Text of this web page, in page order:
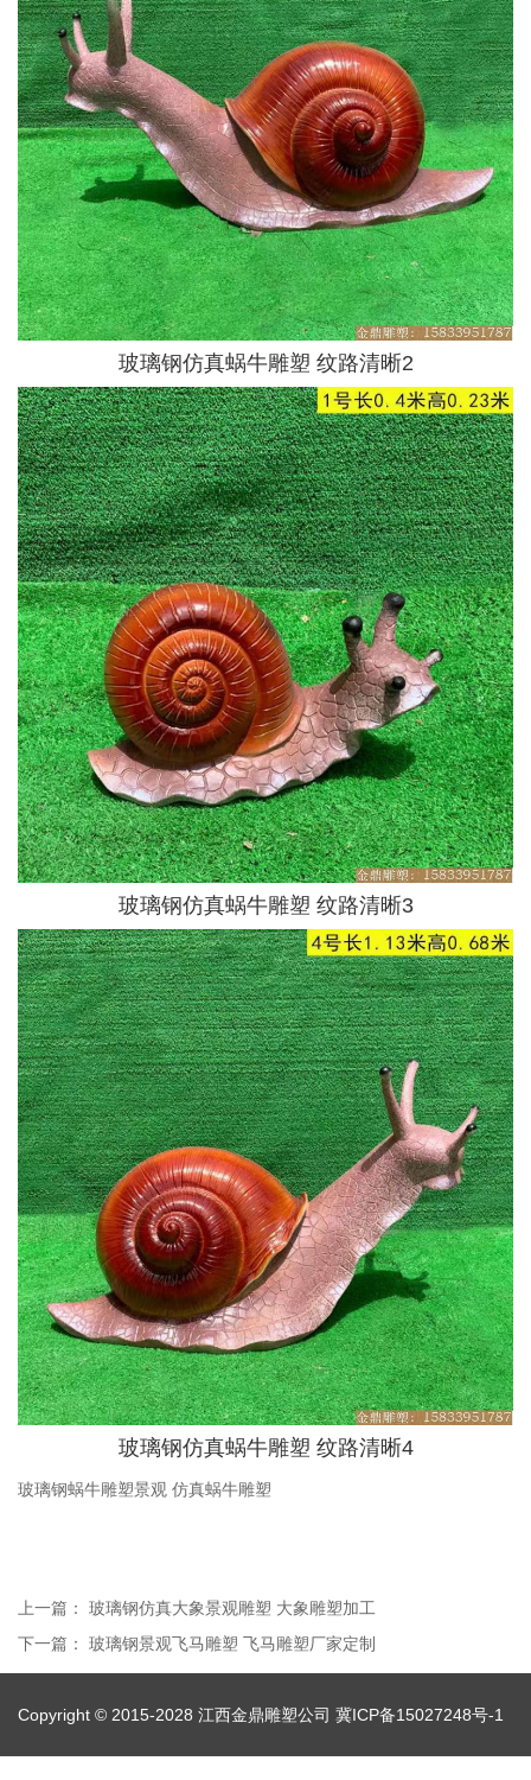
玻璃钢仿真蜗牛雕塑 纹路清晰2
玻璃钢仿真蜗牛雕塑 纹路清晰3
玻璃钢仿真蜗牛雕塑 纹路清晰4
玻璃钢蜗牛雕塑景观 仿真蜗牛雕塑
上一篇： 玻璃钢仿真大象景观雕塑 大象雕塑加工
下一篇： 玻璃钢景观飞马雕塑 飞马雕塑厂家定制
Copyright © 2015-2028 江西金鼎雕塑公司 冀ICP备15027248号-1